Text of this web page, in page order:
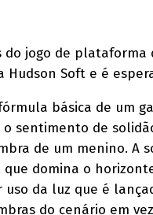
do jogo de
Hudson Soft e é
básica de um
o sentimento de
de um menino. A
domina o
da luz que é
do cenário em